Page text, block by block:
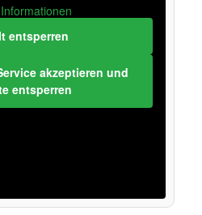
entsperren
akzeptieren und
entsperren